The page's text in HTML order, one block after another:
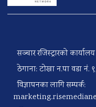
सञ्चार रजिस्ट्रारको
ठेगाना: टोखा न.पा वडा नं.
विज्ञापनका लागि सम्पर्क: